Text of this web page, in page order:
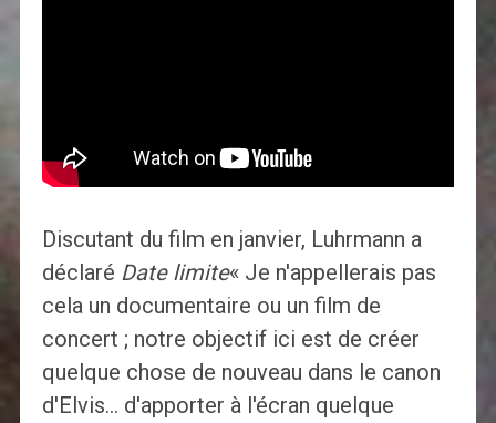
Discutant du film en janvier, Luhrmann a
déclaré Date limite« Je n'appellerais pas
cela un documentaire ou un film de
concert ; notre objectif ici est de créer
quelque chose de nouveau dans le canon
d'Elvis… d'apporter à l'écran quelque